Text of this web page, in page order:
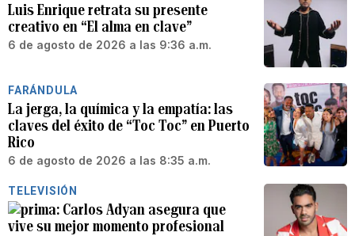
Luis Enrique retrata su presente
creativo en “El alma en clave”
6 de agosto de 2026 a las 9:36 a.m.
FARÁNDULA
La jerga, la química y la empatía: las
claves del éxito de “Toc Toc” en Puerto
Rico
6 de agosto de 2026 a las 8:35 a.m.
TELEVISIÓN
Carlos Adyan asegura que
vive su mejor momento profesional